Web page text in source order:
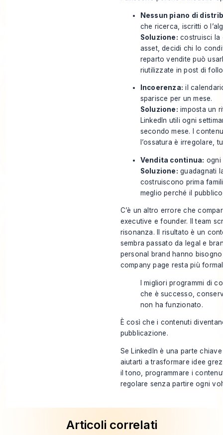
Nessun piano di
che ricerca, iscritti o
Soluzione: costruisci la
asset, decidi chi lo
reparto vendite può
riutilizzate in post di
Incoerenza: il
sparisce per un mese.
Soluzione: imposta un
LinkedIn utili ogni
secondo mese. I
l’ossatura è irregolare,
Vendita continua: ogni
Soluzione: guadagnati
costruiscono prima
meglio perché il
C’è un altro errore che
executive e founder. Il team
risonanza. Il risultato è un
sembra passato da legal e
personal brand hanno
company page resta più
I migliori programmi di
che è successo,
non ha funzionato.
È così che i contenuti
pubblicazione.
Se LinkedIn è una parte
aiutarti a trasformare idee
il tono, programmare i
regolare senza partire ogni
Articoli correlati